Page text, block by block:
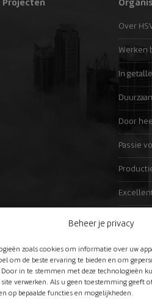
Beheer je privacy
zoals cookies om informatie over uw
om de beste ervaring te bieden en om
in te stemmen met deze technologieën
site verwerken. Als u geen toestemming geeft
op bepaalde functies en mogelijkheden.
Projecten
Over
Werken
In
Door
Passie